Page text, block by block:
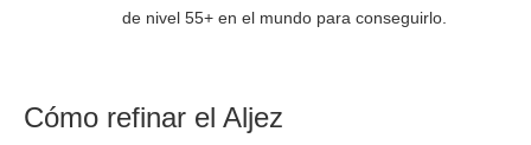
de nivel 55+ en el mundo para conseguirlo.
Cómo refinar el Aljez